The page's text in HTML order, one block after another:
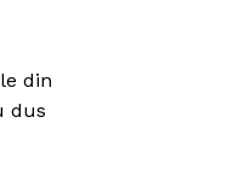
din
dus